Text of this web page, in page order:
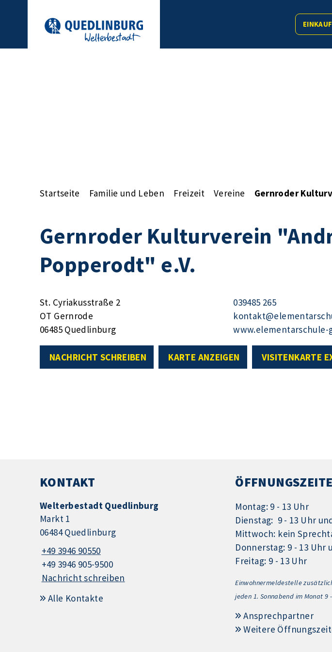
Startseite Familie und Leben Freizeit Vereine Gernroder
Gernroder Kulturverein
Popperodt" e.V.
St. Cyriakusstraße 2
OT Gernrode
06485 Quedlinburg
039485 265
www.elementarschule-
NACHRICHT SCHREIBEN KARTE ANZEIGEN VISITENKARTE
KONTAKT
Welterbestadt Quedlinburg
Markt 1
06484 Quedlinburg
+49 3946 90550
+49 3946 905-9500
Nachricht schreiben
Alle Kontakte
Montag: 9 - 13 Uhr
Dienstag: 9 - 13 Uhr
Mittwoch: kein
Donnerstag: 9 - 13 Uhr
Freitag: 9 - 13 Uhr
Einwohnermeldestelle
jeden 1. Sonnabend im Monat 9
Ansprechpartner
Weitere